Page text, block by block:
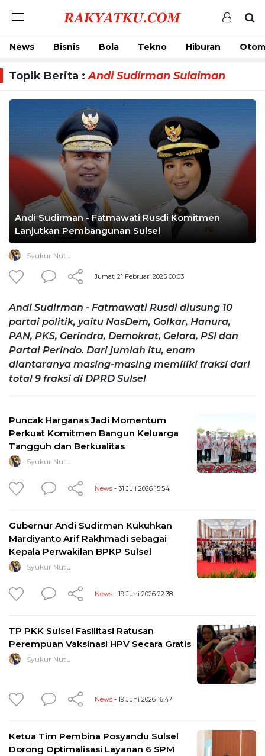
News Bisnis Bola Tekno Hiburan
Topik Berita :Andi Sudirman Sulaiman
Andi Sudirman - Fatmawati Rusdi Komitmen
Lanjutkan Pembangunan Sulsel
Syukur Nutu
Jumat, 21 Februari 2025 00:03
Andi Sudirman - Fatmawati Rusdi diusung 10
partai politik, yaitu NasDem, Golkar, Hanura,
PAN, PKS, Gerindra, Demokrat, Gelora, PSI dan
Partai Perindo. Dari jumlah itu, enam
diantaranya masing-masing memiliki fraksi dari
total 9 fraksi di DPRD Sulsel
Puncak Harganas Jadi Momentum
Perkuat Komitmen Bangun Keluarga
Tangguh dan Berkualitas
Syukur Nutu
News - 31 Juli 2026 15:54
Gubernur Andi Sudirman Kukuhkan
Mardiyanto Arif Rakhmadi sebagai
Kepala Perwakilan BPKP Sulsel
Syukur Nutu
News - 19 Juni 2026 22:38
TP PKK Sulsel Fasilitasi Ratusan
Perempuan Vaksinasi HPV Secara Gratis
Syukur Nutu
News - 19 Juni 2026 16:47
Ketua Tim Pembina Posyandu Sulsel
Dorong Optimalisasi Layanan 6 SPM